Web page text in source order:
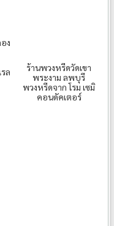
ง
ล
ร้านพวงหรีดวัดเขา
พระงาม ลพบุรี
พวงหรีดจาก โรม เซมิ
คอนดัคเตอร์